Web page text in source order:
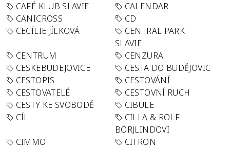
CAFÉ KLUB SLAVIE
CALENDAR
CANICROSS
CD
CECÍLIE JÍLKOVÁ
CENTRAL PARK
SLAVIE
CENTRUM
CENZURA
CESKEBUDEJOVICE
CESTA DO BUDĚJOVIC
CESTOPIS
CESTOVÁNÍ
CESTOVATELÉ
CESTOVNÍ RUCH
CESTY KE SVOBODĚ
CIBULE
CÍL
CILLA & ROLF
BÖRJLINDOVI
CIMMO
CITRON